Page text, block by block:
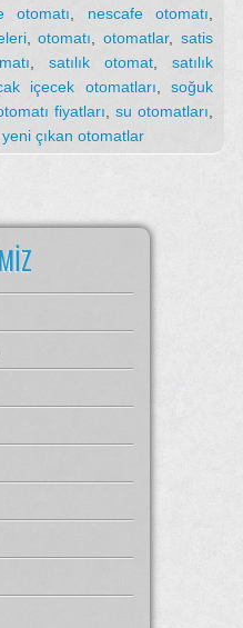
otomatı, nescafe otomatı,
,otomatı,otomatlar,satis
, satılık otomat,satılık
içecek otomatları,soğuk
fiyatları, su otomatları,
yeni çıkan otomatlar